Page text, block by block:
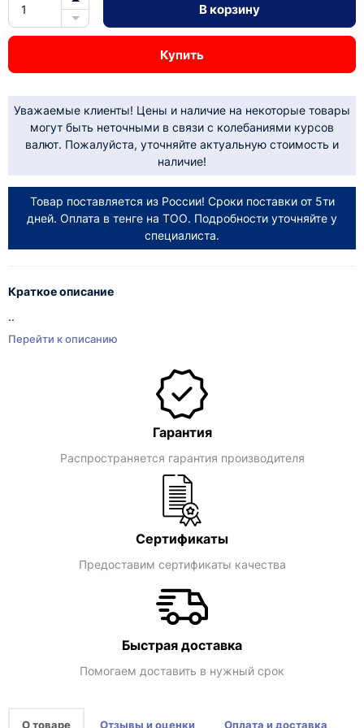
В корзину
Купить
Уважаемые клиенты! Цены и наличие на некоторые товары
могут быть неточными в связи с колебаниями курсов
валют. Пожалуйста, уточняйте актуальную стоимость и
наличие!
Товар поставляется из России! Сроки поставки от 5ти
дней. Оплата в тенге на ТОО. Подробности уточняйте у
специалиста.
Краткое описание
..
Перейти к описанию
Гарантия
Распространяется гарантия производителя
Сертификаты
Предоставим сертификаты качества
Быстрая доставка
Помогаем доставить в нужный срок
О товаре Отзывы и оценки Оплата и доставка